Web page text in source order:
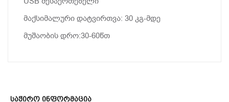
მაქსიმალური დატვირთვა: 30 კგ-მდე
მუშაობის დრო:30-60წთ
Საჭირო Ინფორმაცია